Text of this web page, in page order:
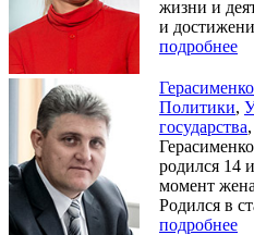
жизни и
и
подробнее
Политики,
государства,
родился 14
момент
Родился в
подробнее